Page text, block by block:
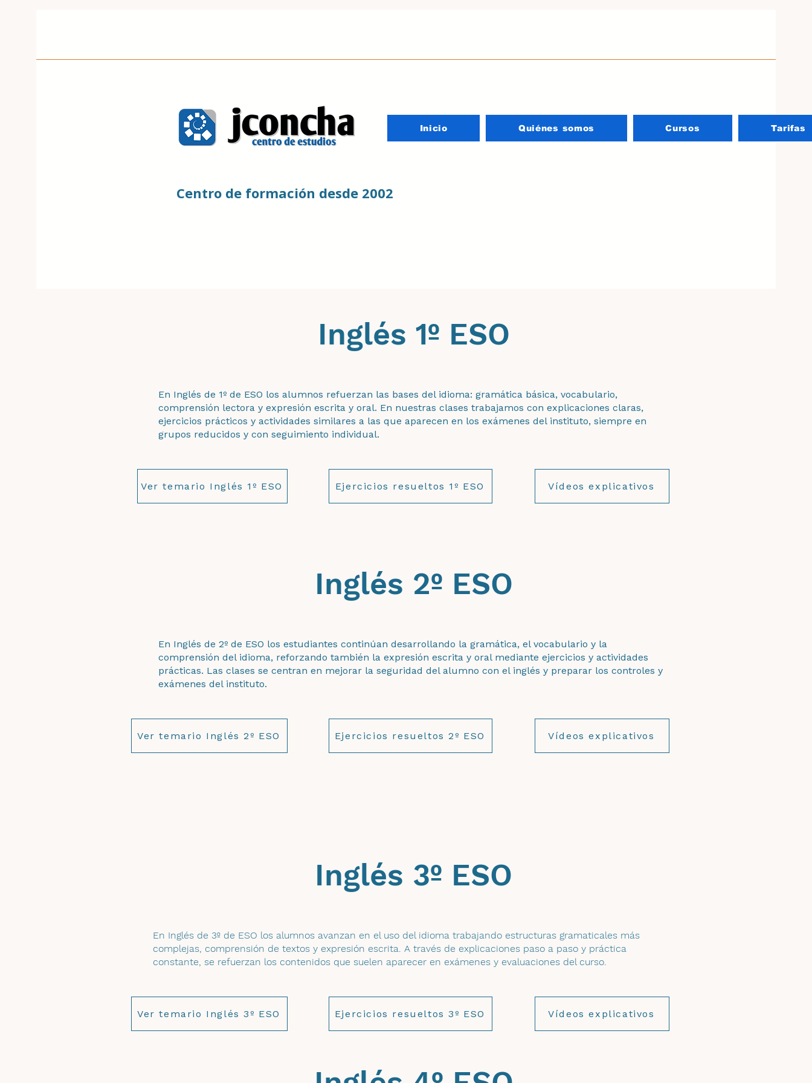
Inicio Quiénes somos Cursos Tarifas
Centro de formación desde 2002
Inglés 1º ESO
En Inglés de 1º de ESO los alumnos refuerzan las bases del idioma: gramática básica, vocabulario,
comprensión lectora y expresión escrita y oral. En nuestras clases trabajamos con explicaciones claras,
ejercicios prácticos y actividades similares a las que aparecen en los exámenes del instituto, siempre en
grupos reducidos y con seguimiento individual.
Ver temario Inglés 1º ESO Ejercicios resueltos 1º ESO Vídeos explicativos
Inglés 2º ESO
En Inglés de 2º de ESO los estudiantes continúan desarrollando la gramática, el vocabulario y la
comprensión del idioma, reforzando también la expresión escrita y oral mediante ejercicios y actividades
prácticas. Las clases se centran en mejorar la seguridad del alumno con el inglés y preparar los controles y
exámenes del instituto.
Ver temario Inglés 2º ESO Ejercicios resueltos 2º ESO Vídeos explicativos
Inglés 3º ESO
En Inglés de 3º de ESO los alumnos avanzan en el uso del idioma trabajando estructuras gramaticales más
complejas, comprensión de textos y expresión escrita. A través de explicaciones paso a paso y práctica
constante, se refuerzan los contenidos que suelen aparecer en exámenes y evaluaciones del curso.
Ver temario Inglés 3º ESO Ejercicios resueltos 3º ESO Vídeos explicativos